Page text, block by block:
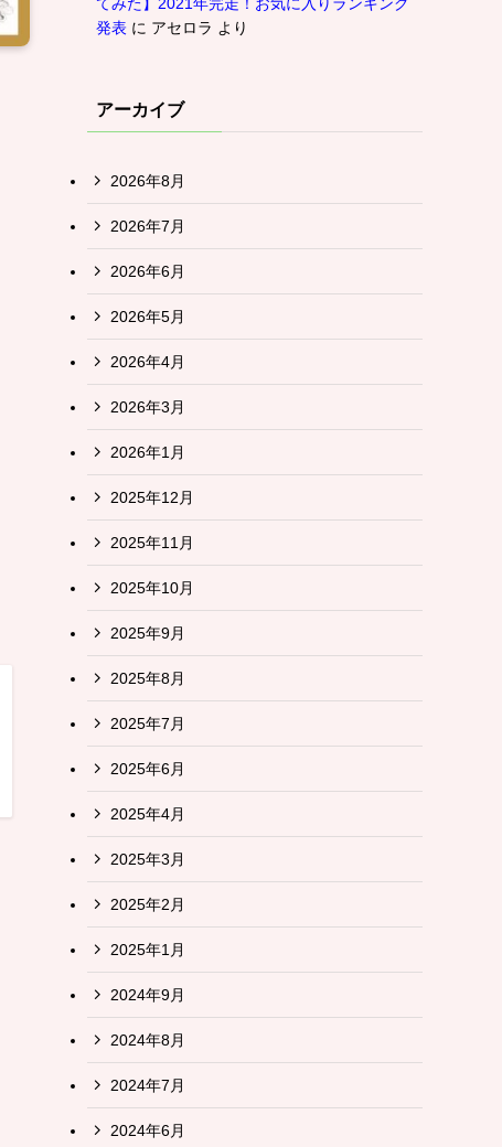
発表 に アセロラ より
アーカイブ
2026年8月
2026年7月
2026年6月
2026年5月
2026年4月
2026年3月
2026年1月
2025年12月
2025年11月
2025年10月
2025年9月
2025年8月
2025年7月
2025年6月
2025年4月
2025年3月
2025年2月
2025年1月
2024年9月
2024年8月
2024年7月
2024年6月